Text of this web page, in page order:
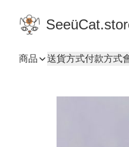
商品 送貨方式付款方式